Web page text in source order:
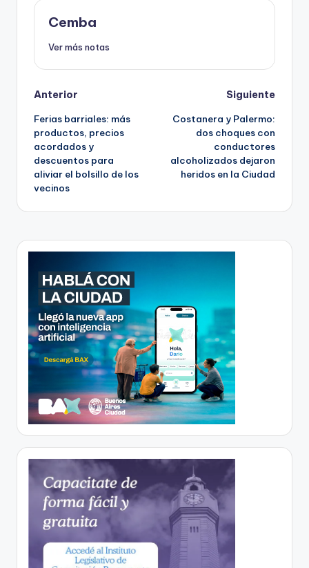
Cemba
Ver más notas
Post
navigation
Anterior
Ferias barriales: más
productos, precios
acordados y
descuentos para
aliviar el bolsillo de los
vecinos
Siguiente
Costanera y Palermo:
dos choques con
conductores
alcoholizados dejaron
heridos en la Ciudad